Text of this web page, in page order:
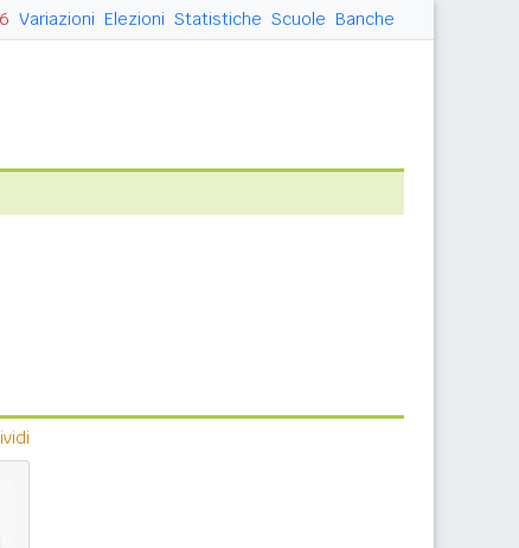
Variazioni Elezioni Statistiche Scuole Banche